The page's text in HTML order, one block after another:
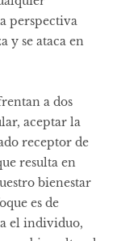
perspectiva
y se ataca en
a dos
aceptar la
receptor de
resulta en
bienestar
es de
el individuo,